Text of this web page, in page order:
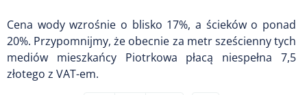
Cena wody wzrośnie o blisko 17%, a ścieków o ponad
20%. Przypomnijmy, że obecnie za metr sześcienny tych
mediów mieszkańcy Piotrkowa płacą niespełna 7,5
złotego z VAT-em.